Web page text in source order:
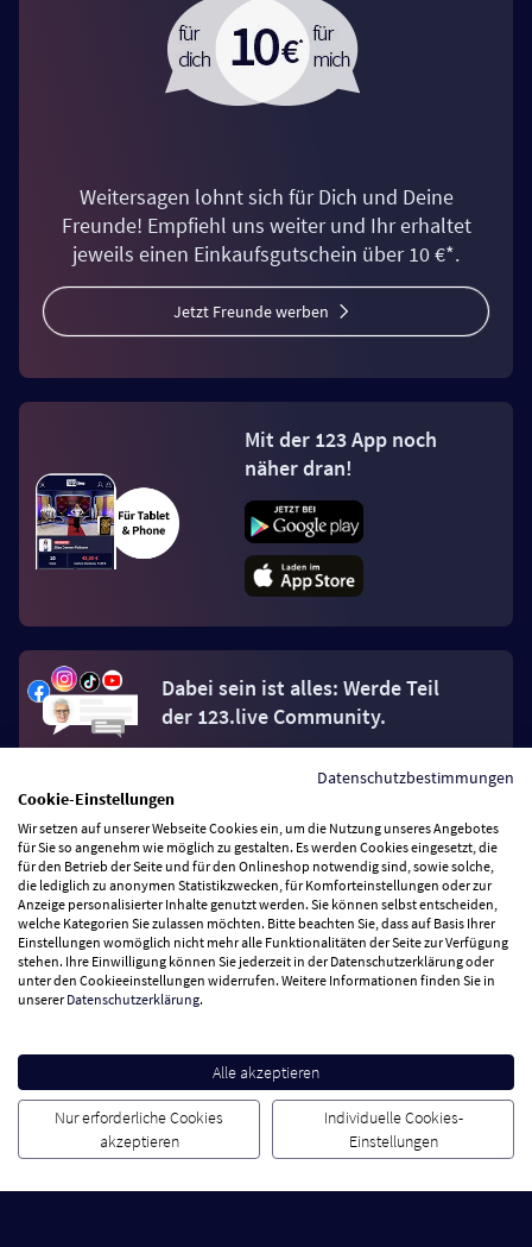
Weitersagen lohnt sich für Dich und Deine
Freunde! Empfiehl uns weiter und Ihr erhaltet
jeweils einen Einkaufsgutschein über 10 €*.
Jetzt Freunde werben
Mit der 123 App noch
näher dran!
Dabei sein ist alles: Werde Teil
der 123.live Community.
Vertrag widerrufen
Zahlungsarten
Wir versenden mit
Service Hotline
Datenschutzbestimmungen
Cookie-Einstellungen
Wir setzen auf unserer Webseite Cookies ein, um die Nutzung unseres Angebotes
für Sie so angenehm wie möglich zu gestalten. Es werden Cookies eingesetzt, die
für den Betrieb der Seite und für den Onlineshop notwendig sind, sowie solche,
die lediglich zu anonymen Statistikzwecken, für Komforteinstellungen oder zur
Anzeige personalisierter Inhalte genutzt werden. Sie können selbst entscheiden,
welche Kategorien Sie zulassen möchten. Bitte beachten Sie, dass auf Basis Ihrer
Einstellungen womöglich nicht mehr alle Funktionalitäten der Seite zur Verfügung
stehen. Ihre Einwilligung können Sie jederzeit in der Datenschutzerklärung oder
unter den Cookieeinstellungen widerrufen. Weitere Informationen finden Sie in
unsererDatenschutzerklärung.
Alle akzeptieren
Nur erforderliche Cookies
akzeptieren
Individuelle Cookies-
Einstellungen